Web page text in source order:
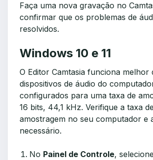
Faça uma nova gravação no
confirmar que os problemas de
resolvidos.
Windows 10 e 11
O Editor Camtasia funciona melhor
dispositivos de áudio do
configurados para uma taxa de
16 bits, 44,1 kHz. Verifique a taxa de
amostragem no seu computador e
necessário.
No Painel de Controle, selecione